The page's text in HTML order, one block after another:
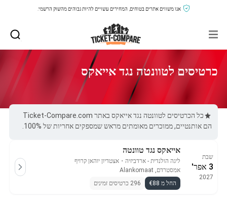
אנו משווים אתרים בטוחים, המחירים עשויים להיות גבוהים מהשוק הרשמי.
כרטיסים לטוונטה נגד אייאקס
כל הכרטיסים לטוונטה נגד אייאקס באתר Ticket-Compare.com
הם אותנטיים, ממוכרים מאומתים מראש שמספקים אחריות של 100%.
שבת
3 אפר'
2027
אייאקס נגד טוונטה
ליגה הולנדית - ארדביזיה ・ אצטדיון יוהאן קרויף
אמסטרדם, Alankomaat
החל מ €88
296 כרטיסים זמינים